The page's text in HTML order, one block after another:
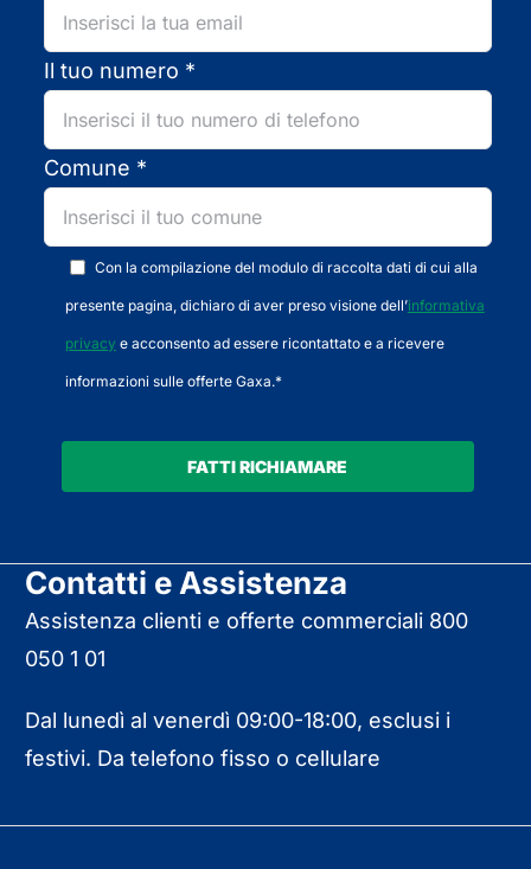
Il tuo numero *
Comune *
Con la compilazione del modulo di raccolta dati di cui alla
presente pagina, dichiaro di aver preso visione dell’informativa
privacy e acconsento ad essere ricontattato e a ricevere
informazioni sulle offerte Gaxa.*
FATTI RICHIAMARE
Contatti e Assistenza
Assistenza clienti e offerte commerciali 800
050 1 01
Dal lunedì al venerdì 09:00-18:00, esclusi i
festivi. Da telefono fisso o cellulare